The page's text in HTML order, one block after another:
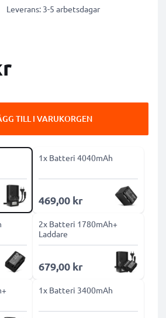
Leverans: 3-5 arbetsdagar
TILL I VARUKORGEN
1x Batteri 4040mAh
469,00 kr
2x Batteri 1780mAh+
Laddare
679,00 kr
1x Batteri 3400mAh